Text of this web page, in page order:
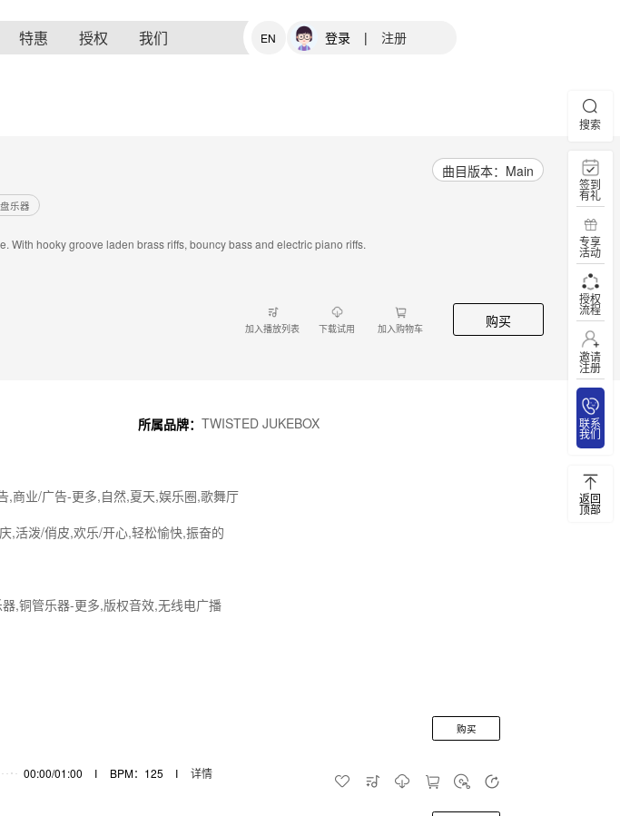
特惠 授权 我们 EN 登录 | 注册
曲目版本：Main
乐器
With hooky groove laden brass riffs, bouncy bass and electric piano riffs.
加入播放列表 下载试用 加入购物车 购买
所属品牌： TWISTED JUKEBOX
,商业/广告-更多,自然,夏天,娱乐圈,歌舞厅
,活泼/俏皮,欢乐/开心,轻松愉快,振奋的
,铜管乐器-更多,版权音效,无线电广播
00:00/01:00 I BPM：125 I 详情
购买
搜索
签到
有礼
专享
活动
授权
流程
邀请
注册
联系
我们
返回
顶部